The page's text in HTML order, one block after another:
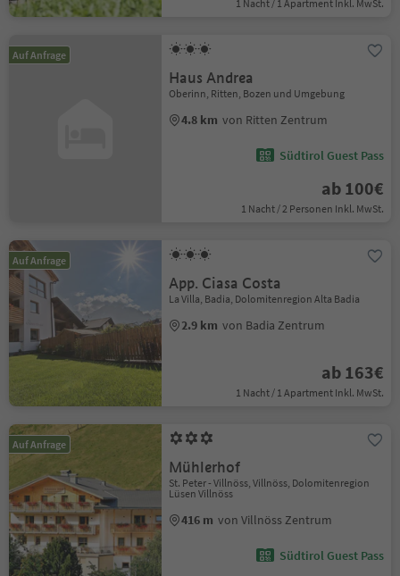
1 Nacht / 1 Apartment Inkl. MwSt.
Auf Anfrage
Haus Andrea
Oberinn, Ritten, Bozen und Umgebung
4.8 km von Ritten Zentrum
Südtirol Guest Pass
ab 100€
1 Nacht / 2 Personen Inkl. MwSt.
Auf Anfrage
App. Ciasa Costa
La Villa, Badia, Dolomitenregion Alta Badia
2.9 km von Badia Zentrum
ab 163€
1 Nacht / 1 Apartment Inkl. MwSt.
Auf Anfrage
Mühlerhof
St. Peter - Villnöss, Villnöss, Dolomitenregion
Lüsen Villnöss
416 m von Villnöss Zentrum
Südtirol Guest Pass